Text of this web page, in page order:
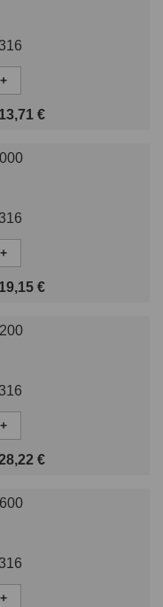
+
13,71 €
+
19,15 €
+
€
+